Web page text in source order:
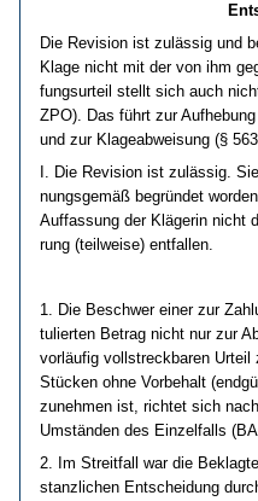
Die Re­vi­si­on ist zulässig und
Kla­ge nicht mit der von ihm
fungs­ur­teil stellt sich auch
ZPO). Das führt zur
und zur Kla­ge­ab­wei­sung (§
I. Die Re­vi­si­on ist zulässig.
nungs­gemäß be­gründet
Auf­fas­sung der Kläge­rin nicht
rung (teil­wei­se) ent­fal­len.
1. Die Be­schwer ei­ner zur
tu­lier­ten Be­trag nicht nur zur
vorläufig voll­streck­ba­ren Ur­teil
Stücken oh­ne Vor­be­halt
zu­neh­men ist, rich­tet sich
Umständen des Ein­zel­falls
2. Im Streit­fall war die
stanz­li­chen Ent­schei­dung